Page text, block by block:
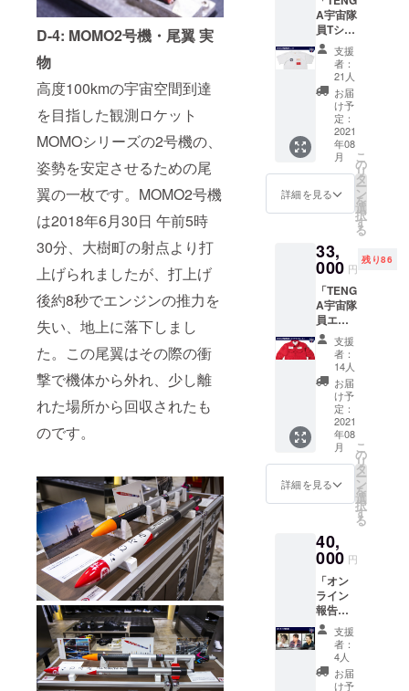
D-4: MOMO2号機・尾翼 実
物
高度100kmの宇宙空間到達
を目指した観測ロケット
MOMOシリーズの2号機の、
姿勢を安定させるための尾
翼の一枚です。MOMO2号機
は2018年6月30日 午前5時
30分、大樹町の射点より打
上げられましたが、打上げ
後約8秒でエンジンの推力を
失い、地上に落下しまし
た。この尾翼はその際の衝
撃で機体から外れ、少し離
れた場所から回収されたも
のです。
定映像
公開映
像につ
いて：
打上げ
時の非
公開映
像を、
打上げ
後に
WEBに
て限定
せてい
ただき
は2021
年8月頃
を予定
してお
りま
す。
に名前
を刻も
う ・限
定映像
公開 ・
TENGA
ロケッ
トプロ
ジェク
トス
テッ
カー×1
枚 ・
MOMO
定映像
公開映
像につ
いて：
打上げ
時の非
公開映
像を、
打上げ
後に
WEBに
て限定
公開さ
せてい
ただき
※お届け
は2021
年8月頃
してお
ります
スペー
ス
TENGA
ロボ DX
ロケッ
トミッ
ション
セット
・愛と
自由の
寄せ書
きに、
想いや
リアル
プレー
前を刻
もう ・
限定映
像公開
TENGA
ロケッ
トプロ
ジェク
トス
テッ
カー×1
枚 ・
MOMO
定映像
公開映
像につ
いて：
打上げ
時の非
公開映
像を、
打上げ
後に
A宇宙隊
員Tシャ
ツコー
ス」
（TENG
A宇宙隊
員Tシャ
ツ＋
ベー
シック
セット
） ・
TENGA
宇宙隊
員Tシャ
と自由
の寄せ
書き
に、想
いや願
いを書
こう ・
メモリ
アルプ
レート
に名前
を刻も
う ・限
定映像
公開 ・
TENGA
ロケッ
テッ
カー×1
MOMO
ステッ
カー×1
枚 ※限
定映像
公開映
像につ
いて：
支援
者：
21人
お届
け予
定：
2021
年08
月
詳細を見る
こ
の
リ
タ
ー
ン
を
選
択
す
る
33,
000 円
残り86
「TENG
A宇宙隊
員エン
ジニア
ユニ
フォー
ム コー
ス」
（TENG
A宇宙隊
員エン
ジニア
ユニ
フォー
ム＋
セッ
ト） ・
TENGA
宇宙隊
員エン
ジニア
ユニ
フォー
ム（寅
壱特
製） ・
支援
者：
14人
お届
け予
定：
2021
年08
月
詳細を見る
こ
の
リ
タ
ー
ン
を
選
択
す
る
40,
000 円
「オン
ライン
報告会
参加 」
コース
（オン
ライン
報告会
支援
者：
4人
お届
け予